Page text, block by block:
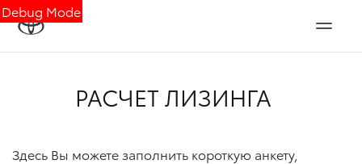
Debug Mode
РАСЧЕТ ЛИЗИНГА
Здесь Вы можете заполнить короткую анкету,